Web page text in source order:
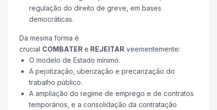
regulação do direito de greve, em bases
democráticas.
Da mesma forma é
crucial COMBATER e REJEITAR veementemente:
O modelo de Estado mínimo.
A pejotização, uberização e precarização do
trabalho público.
A ampliação do regime de emprego e de contratos
temporários, e a consolidação da contratação